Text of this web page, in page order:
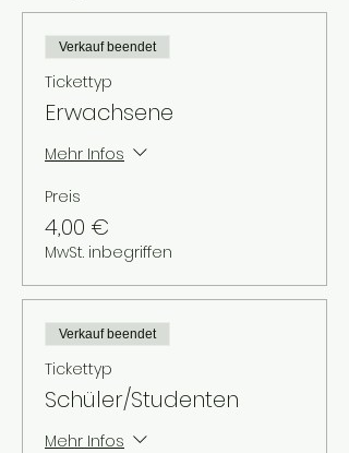
Verkauf beendet
Tickettyp
Erwachsene
Mehr Infos
Preis
4,00 €
MwSt. inbegriffen
Verkauf beendet
Tickettyp
Schüler/Studenten
Mehr Infos